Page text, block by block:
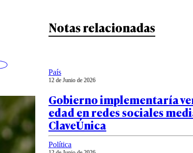
Notas relacionadas
País
12 de Junio de 2026
Gobierno implementaría
edad en redes sociales
ClaveÚnica
Política